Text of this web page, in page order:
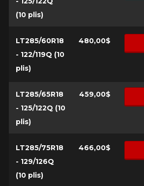
(10 plis)
LT285/60R18
- 122/119Q (10
plis)
480,00$
LT285/65R18
- 125/122Q (10
plis)
459,00$
LT285/75R18
- 129/126Q
(10 plis)
466,00$